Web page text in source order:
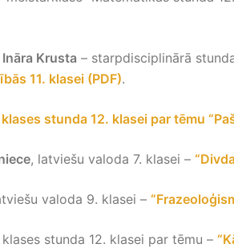
Krusta – starpdisciplinārā
11. klasei (PDF).
klases stunda 12. klasei par tēmu
, latviešu valoda 7. klasei –
valoda 9. klasei –
klases stunda 12. klasei par tēmu –